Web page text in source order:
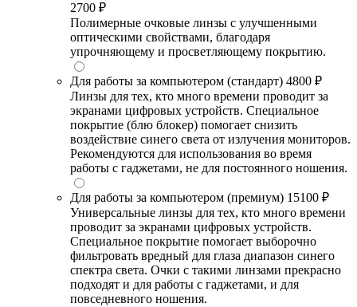
2700 ₽
Полимерные очковые линзы с улучшенными
оптическими свойствами, благодаря
упрочняющему и просветляющему покрытию.
Для работы за компьютером (стандарт) 4800 ₽
Линзы для тех, кто много времени проводит за
экранами цифровых устройств. Специальное
покрытие (блю блокер) помогает снизить
воздействие синего света от излучения мониторов.
Рекомендуются для использования во время
работы с гаджетами, не для постоянного ношения.
Для работы за компьютером (премиум) 15100 ₽
Универсальные линзы для тех, кто много времени
проводит за экранами цифровых устройств.
Специальное покрытие помогает выборочно
фильтровать вредный для глаза диапазон синего
спектра света. Очки с такими линзами прекрасно
подходят и для работы с гаджетами, и для
повседневного ношения.